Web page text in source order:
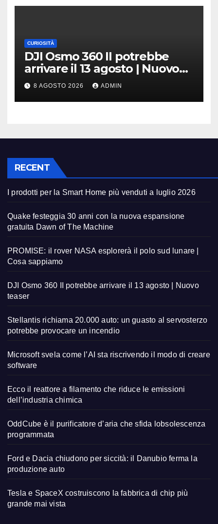
CURIOSITÀ
DJI Osmo 360 II potrebbe
arrivare il 13 agosto | Nuovo
teaser
8 AGOSTO 2026 ADMIN
RECENT
I prodotti per la Smart Home più venduti a luglio 2026
Quake festeggia 30 anni con la nuova espansione
gratuita Dawn of The Machine
PROMISE: il rover NASA esplorerà il polo sud lunare |
Cosa sappiamo
DJI Osmo 360 II potrebbe arrivare il 13 agosto | Nuovo
teaser
Stellantis richiama 20.000 auto: un guasto al servosterzo
potrebbe provocare un incendio
Microsoft svela come l’AI sta riscrivendo il modo di creare
software
Ecco il reattore a filamento che riduce le emissioni
dell’industria chimica
OddCube è il purificatore d’aria che sfida lobsolescenza
programmata
Ford e Dacia chiudono per siccità: il Danubio ferma la
produzione auto
Tesla e SpaceX costruiscono la fabbrica di chip più
grande mai vista